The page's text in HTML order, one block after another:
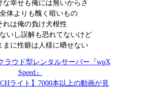
な幸せも俺には無いからさ
体よりも醜く暗いもの
れは俺の負け犬根性
いし誤解も恐れてないけど
まに性癖は人様に晒せない
ラウド型レンタルサーバー『wpX
Speed』
ライト】7000本以上の動画が見